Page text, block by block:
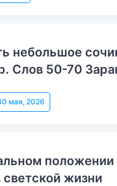
небольшое
Слов 50-70
мая, 2026
жизни